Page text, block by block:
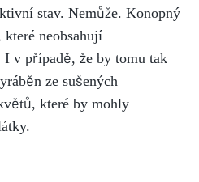
stav. Nemůže. Konopný
neobsahují
v případě, že by tomu tak
ze sušených
které by mohly